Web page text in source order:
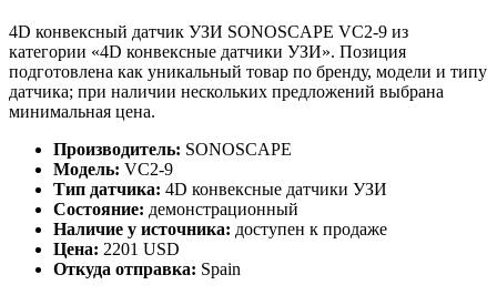
4D конвексный датчик УЗИ SONOSCAPE VC2-9 из
категории «4D конвексные датчики УЗИ». Позиция
подготовлена как уникальный товар по бренду, модели и типу
датчика; при наличии нескольких предложений выбрана
минимальная цена.
Производитель: SONOSCAPE
Модель: VC2-9
Тип датчика: 4D конвексные датчики УЗИ
Состояние: демонстрационный
Наличие у источника: доступен к продаже
Цена: 2201 USD
Откуда отправка: Spain